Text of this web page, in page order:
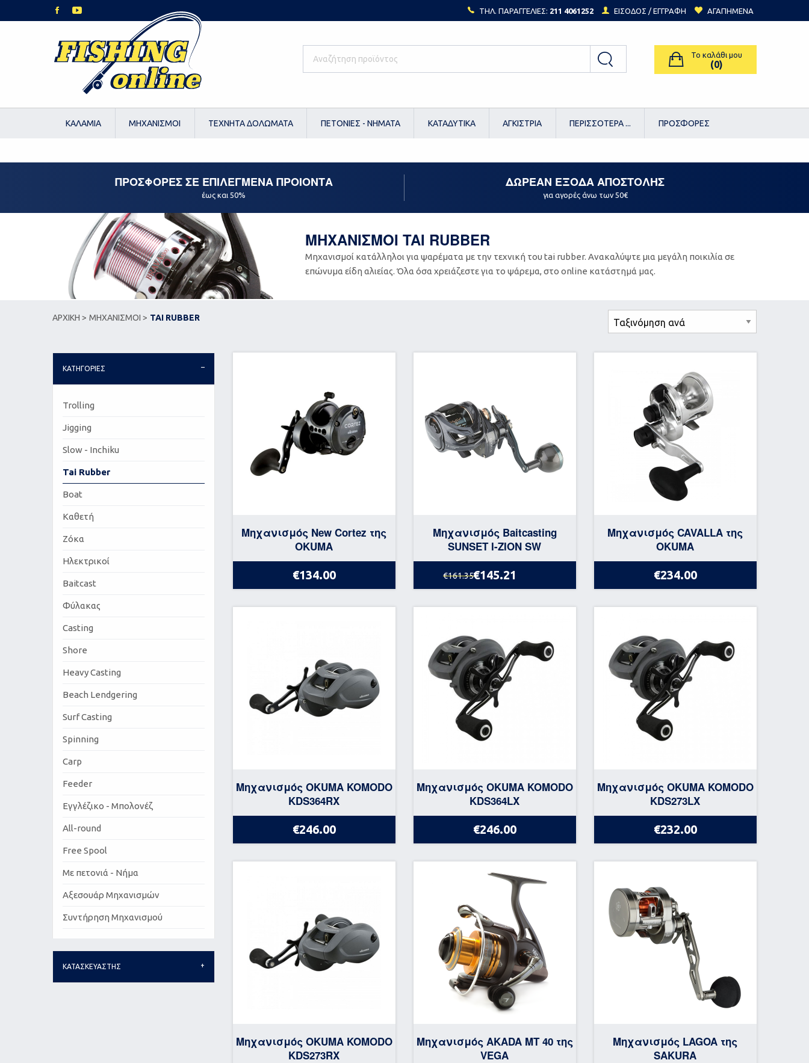
ΤΗΛ. ΠΑΡΑΓΓΕΛΙΕΣ: 211 4061252 ΕΙΣΟΔΟΣ / ΕΓΓΡΑΦΗ ΑΓΑΠΗΜΕΝΑ
Το καλάθι μου
(0)
ΚΑΛΑΜΙΑ ΜΗΧΑΝΙΣΜΟΙ ΤΕΧΝΗΤΑ ΔΟΛΩΜΑΤΑ ΠΕΤΟΝΙΕΣ - ΝΗΜΑΤΑ ΚΑΤΑΔΥΤΙΚΑ ΑΓΚΙΣΤΡΙΑ ΠΕΡΙΣΣΟΤΕΡΑ ... ΠΡΟΣΦΟΡΕΣ
ΠΡΟΣΦΟΡΕΣ ΣΕ ΕΠΙΛΕΓΜΕΝΑ ΠΡΟΙΟΝΤΑ
έως και 50%
ΔΩΡΕΑΝ ΕΞΟΔΑ ΑΠΟΣΤΟΛΗΣ
για αγορές άνω των 50€
ΜΗΧΑΝΙΣΜΟΙ TAI RUBBER
Μηχανισμοί κατάλληλοι για ψαρέματα με την τεχνική του tai rubber. Ανακαλύψτε μια μεγάλη ποικιλία σε
επώνυμα είδη αλιείας. Όλα όσα χρειάζεστε για το ψάρεμα, στο online κατάστημά μας.
ΑΡΧΙΚΗ > ΜΗΧΑΝΙΣΜΟΙ > TAI RUBBER
ΚΑΤΗΓΟΡΙΕΣ
Trolling
Jigging
Slow - Inchiku
Tai Rubber
Boat
Καθετή
Ζόκα
Ηλεκτρικοί
Baitcast
Φύλακας
Casting
Shore
Heavy Casting
Beach Lendgering
Surf Casting
Spinning
Carp
Feeder
Εγγλέζικο - Μπολονέζ
All-round
Free Spool
Με πετονιά - Νήμα
Αξεσουάρ Μηχανισμών
Συντήρηση Μηχανισμού
ΚΑΤΑΣΚΕΥΑΣΤΗΣ
Μηχανισμός New Cortez της
OKUMA
€134.00
Μηχανισμός Baitcasting
SUNSET I-ZION SW
€161.35€145.21
Μηχανισμός CAVALLA της
OKUMA
€234.00
Μηχανισμός OKUMA KOMODO
KDS364RX
€246.00
Μηχανισμός OKUMA KOMODO
KDS364LX
€246.00
Μηχανισμός OKUMA KOMODO
KDS273LX
€232.00
Μηχανισμός OKUMA KOMODO
KDS273RX
Μηχανισμός AKADA ΜΤ 40 της
VEGA
Μηχανισμός LAGOA της
SAKURA